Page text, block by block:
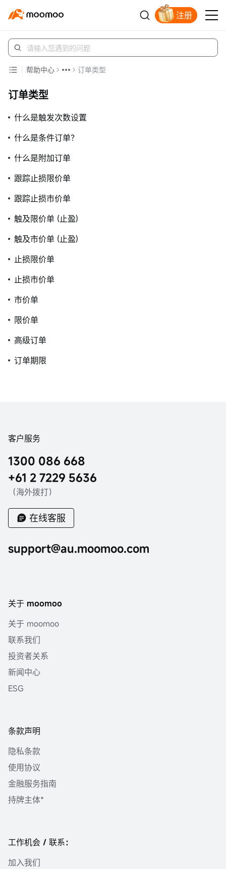
注册
帮助中心 订单类型
订单类型
什么是触发次数设置
什么是条件订单？
什么是附加订单
跟踪止损限价单
跟踪止损市价单
触及限价单 (止盈)
触及市价单 (止盈)
止损限价单
止损市价单
市价单
限价单
高级订单
订单期限
客户服务
1300 086 668
+61 2 7229 5636
（海外拨打）
在线客服
support@au.moomoo.com
关于 moomoo
关于 moomoo
联系我们
投资者关系
新闻中心
ESG
条款声明
隐私条款
使用协议
金融服务指南
持牌主体*
工作机会 / 联系：
加入我们